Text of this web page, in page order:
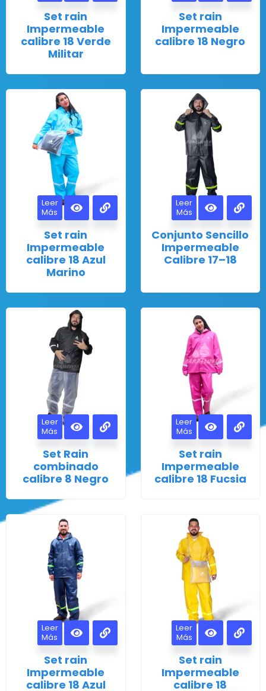
Set rain
Impermeable
calibre 18 Verde
Militar
Set rain
Impermeable
calibre 18 Negro
Leer
Más
Set rain
Impermeable
calibre 18 Azul
Marino
Leer
Más
Conjunto Sencillo
Impermeable
Calibre 17–18
Leer
Más
Set Rain
combinado
calibre 8 Negro
Leer
Más
Set rain
Impermeable
calibre 18 Fucsia
Leer
Más
Set rain
Impermeable
calibre 18 Azul
Leer
Más
Set rain
Impermeable
calibre 18